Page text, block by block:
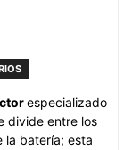
especializado
divide entre los
la batería; esta